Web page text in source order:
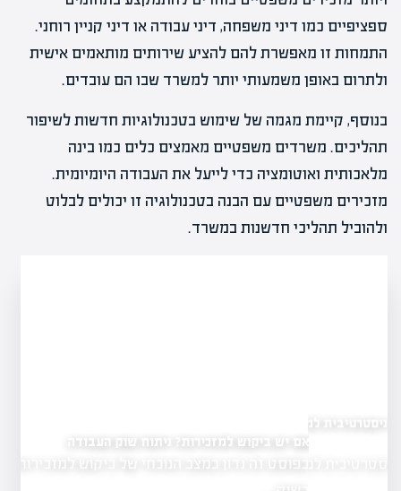
ספציפיים כמו דיני משפחה, דיני עבודה או דיני קניין רוחני.
התמחות זו מאפשרת להם להציע שירותים מותאמים אישית
ולתרום באופן משמעותי יותר למשרד שבו הם עובדים.
בנוסף, קיימת מגמה של שימוש בטכנולוגיות חדשות לשיפור
תהליכים. משרדים משפטיים מאמצים כלים כמו בינה
מלאכותית ואוטומציה כדי לייעל את העבודה היומיומית.
מזכירים משפטיים עם הבנה בטכנולוגיה זו יכולים לבלוט
ולהוביל תהליכי חדשנות במשרד.
למזכירה
האם יש ביקוש למזכירות? ניתוח שוק העבודה
בפוסט זה נדון במצב הנוכחי של ביקוש למזכירות